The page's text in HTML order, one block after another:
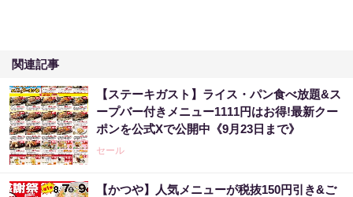
関連記事
【ステーキガスト】ライス・パン食べ放題&ス
ープバー付きメニュー1111円はお得!最新クー
ポンを公式Xで公開中《9月23日まで》
セール
【かつや】人気メニューが税抜150円引き&ご